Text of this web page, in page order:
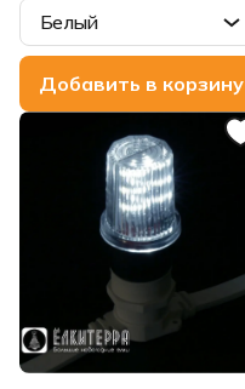
Белый
Белый
Черный
Добавить в корзину